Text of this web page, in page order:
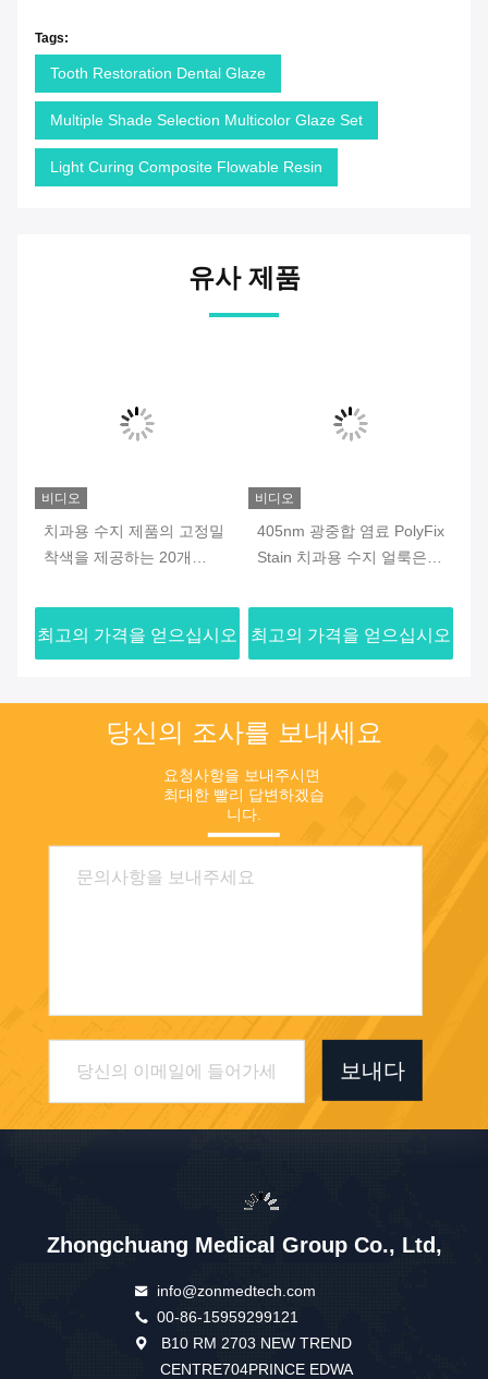
Tags:
Tooth Restoration Dental Glaze
Multiple Shade Selection Multicolor Glaze Set
Light Curing Composite Flowable Resin
유사 제품
비디오
치과용 수지 제품의 고정밀
착색을 제공하는 20개
얼룩
최고의 가격을 얻으십시오
비디오
405nm 광중합 염료 PolyFix
Stain 치과용 수지 얼룩은
일관된 치과 색상 결과를 보
장합니다.
최고의 가격을 얻으십시오
당신의 조사를 보내세요
요청사항을 보내주시면
최대한 빨리 답변하겠습
니다.
보내다
Zhongchuang Medical Group Co., Ltd,
info@zonmedtech.com
00-86-15959299121
B10 RM 2703 NEW TREND
CENTRE704PRINCE EDWA